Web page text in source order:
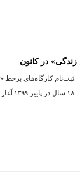
در کانون
۱۸ سال در پاییز ۱۳۹۹ آغاز شد.